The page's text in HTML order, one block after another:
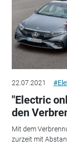
22.07.2021
"Electric
den
Mit dem
zurzeit mit